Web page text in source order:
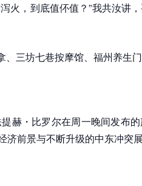
火，到底值伓值？”我共汝讲
、三坊七巷按摩馆、福州养生
赫・比罗尔在周一晚间发布
济前景与不断升级的中东冲突